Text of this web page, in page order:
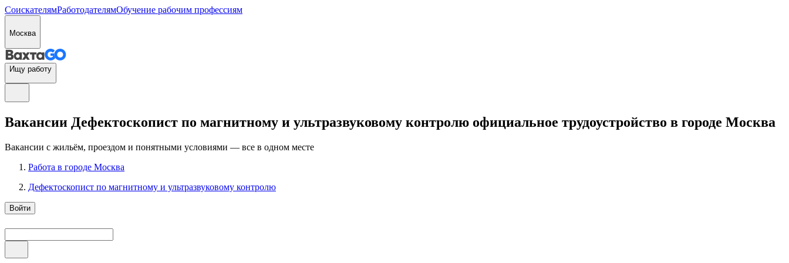
СоискателямРаботодателямОбучение рабочим профессиям
Москва
Ищу работу
Вакансии Дефектоскопист по магнитному и ультразвуковому контролю официальное трудоустройство в городе Москва
Вакансии с жильём, проездом и понятными условиями — все в одном месте
Работа в городе Москва
Дефектоскопист по магнитному и ультразвуковому контролю
Войти